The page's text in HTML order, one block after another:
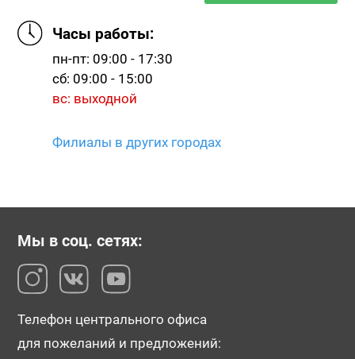
Часы работы:
пн-пт: 09:00 - 17:30
сб: 09:00 - 15:00
вс: выходной
Филиалы в других городах
Мы в соц. сетях:
Телефон центрального офиса
для пожеланий и предложений: